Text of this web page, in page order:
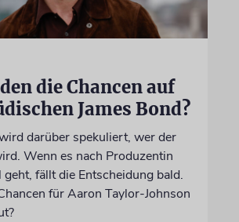
die Chancen auf
James Bond?
darüber spekuliert, wer der
Wenn es nach Produzentin
fällt die Entscheidung bald.
für Aaron Taylor-Johnson